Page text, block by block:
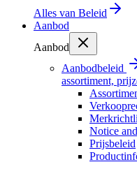
Alles van Beleid
Aanbod
Aanbod
Aanbodbeleid
assortiment,
Notice
Prijsbeleid